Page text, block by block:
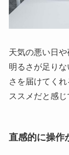
天気の悪い日
明るさが足り
さを届けてく
ススメだと感じ
直感的に操作